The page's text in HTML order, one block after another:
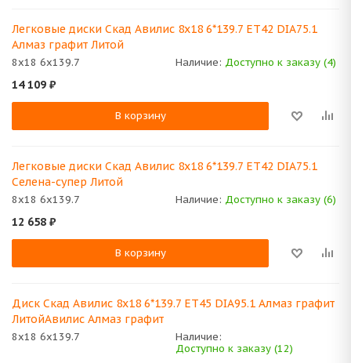
Легковые диски Скад Авилис 8x18 6*139.7 ET42 DIA75.1
Алмаз графит Литой
8x18 6x139.7 Наличие: Доступно к заказу (4)
14 109 ₽
В корзину
Легковые диски Скад Авилис 8x18 6*139.7 ET42 DIA75.1
Селена-супер Литой
8x18 6x139.7 Наличие: Доступно к заказу (6)
12 658 ₽
В корзину
Диск Скад Авилис 8x18 6*139.7 ET45 DIA95.1 Алмаз графит
ЛитойАвилис Алмаз графит
8x18 6x139.7
Наличие:
Доступно к заказу (12)